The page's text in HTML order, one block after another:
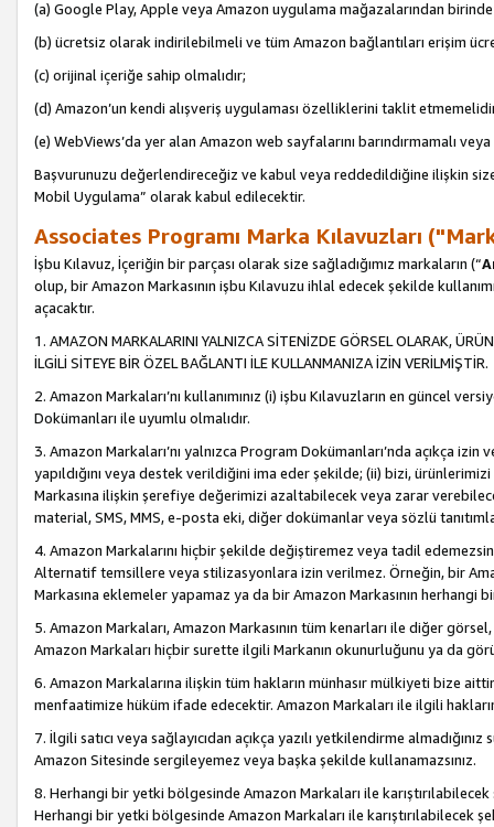
(a) Google Play, Apple veya Amazon uygulama mağazalarından birinde
(b) ücretsiz olarak indirilebilmeli ve tüm Amazon bağlantıları erişim
(c) orijinal içeriğe sahip olmalıdır;
(d) Amazon’un kendi alışveriş uygulaması özelliklerini taklit
(e) WebViews’da yer alan Amazon web sayfalarını barındırmamalı
Başvurunuzu değerlendireceğiz ve kabul veya reddedildiğine ilişkin
Mobil Uygulama” olarak kabul edilecektir.
Associates Programı Marka Kılavuzları
İşbu Kılavuz, İçeriğin bir parçası olarak size sağladığımız markaların (“
olup, bir Amazon Markasının işbu Kılavuzu ihlal edecek şekilde
açacaktır.
1. AMAZON MARKALARINI YALNIZCA SİTENİZDE GÖRSEL OLARAK,
İLGİLİ SİTEYE BİR ÖZEL BAĞLANTI İLE KULLANMANIZA İZİN VERİLMİŞTİR.
2. Amazon Markaları’nı kullanımınız (i) işbu Kılavuzların en güncel
Dokümanları ile uyumlu olmalıdır.
3. Amazon Markaları’nı yalnızca Program Dokümanları’nda açıkça
yapıldığını veya destek verildiğini ima eder şekilde; (ii) bizi,
Markasına ilişkin şerefiye değerimizi azaltabilecek veya zarar
material, SMS, MMS, e-posta eki, diğer dokümanlar veya sözlü
4. Amazon Markalarını hiçbir şekilde değiştiremez veya tadil
Alternatif temsillere veya stilizasyonlara izin verilmez. Örneğin, bir
Markasına eklemeler yapamaz ya da bir Amazon Markasının herhangi
5. Amazon Markaları, Amazon Markasının tüm kenarları ile diğer
Amazon Markaları hiçbir surette ilgili Markanın okunurluğunu ya da
6. Amazon Markalarına ilişkin tüm hakların münhasır mülkiyeti bize
menfaatimize hüküm ifade edecektir. Amazon Markaları ile ilgili
7. İlgili satıcı veya sağlayıcıdan açıkça yazılı yetkilendirme
Amazon Sitesinde sergileyemez veya başka şekilde kullanamazsınız.
8. Herhangi bir yetki bölgesinde Amazon Markaları ile
Herhangi bir yetki bölgesinde Amazon Markaları ile karıştırılabilecek